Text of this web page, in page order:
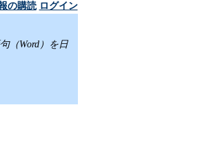
の購読 ログイン
（Word）を日